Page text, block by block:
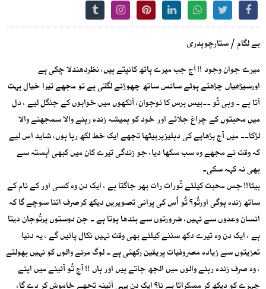
بے لگام / ستارچوہدری
میرے جوان وجود !! آج جب میرے ہاتھ کانپتے ہیں، نظردھندلا چکی ہے
اورسیڑھیاں چڑھتے ہوئے سانس ساتھ چھوڑنے لگتی ہے تو مجھے تیرا خیال بہت
آتا ہے ۔ وہی تُو ۔۔بیس برس کا نوجوان، آنکھوں میں خوابوں کے جنگل لیے ، دل
میں محبتوں کے چراغ جلائے اور خود کو ہمیشہ زندہ رہنے والا سمجھنے والا
لڑکا۔۔ میں آج بڑھاپے کی دہلیزپربیٹھا تجھے ایک خط لکھ رہا ہوں، شاید اس لیے
کہ وقت نے مجھے وہ سب سکھا دیا، جو زندگی تیرے کان میں کبھی آہستہ سے
بھی نہ کہہ سکی۔
بیٹا!! جس محبت کیلئے تُورات رات بھر جاگتا ہے ، ایک دن وہ کسی اور کے نام کے
ساتھ زندہ ہوگی اورتُو؟ تُو اُس کی پرانی تصویریں دیکھ کرصرف اتنا سوچے گا کہ
انسان وعدوں سے نہیں، ضرورتوں سے بندھا ہوتا ہے ۔ جن دوستوں پرتُوجان دیتا
ہے ، ایک دن وہ تیرے دکھ سننے کیلئے بھی وقت نہیں نکال پائیں گے ، یہ دنیا
تعزیتوں سے زیادہ مصروفیات پریقین رکھتی ہے ۔ لوگ مرنے والوں کو نہیں بھولتے
، وہ صرف زندہ رہنے والوں میں الجھ جاتے ہیں اور ہاں !! آج تُو آئینے میں اپنے